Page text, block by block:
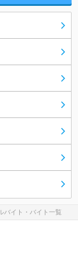
バイト・バイト一覧